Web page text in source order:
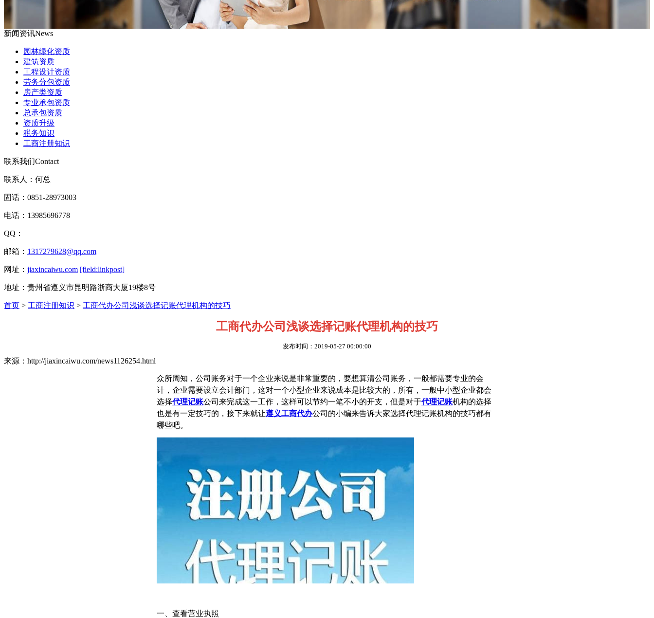
新闻资讯News
园林绿化资质
建筑资质
工程设计资质
劳务分包资质
房产类资质
专业承包资质
总承包资质
资质升级
税务知识
工商注册知识
联系我们Contact
联系人：何总
固话：0851-28973003
电话：13985696778
QQ：
邮箱： 1317279628@qq.com
网址： jiaxincaiwu.com [field:linkpost]
地址：贵州省遵义市昆明路浙商大厦19楼8号
首页 > 工商注册知识 > 工商代办公司浅谈选择记账代理机构的技巧
工商代办公司浅谈选择记账代理机构的技巧
发布时间：2019-05-27 00:00:00
来源：http://jiaxincaiwu.com/news1126254.html
众所周知，公司账务对于一个企业来说是非常重要的，要想算清公司账务，一般都需要专业的会
计，企业需要设立会计部门，这对一个小型企业来说成本是比较大的，所有，一般中小型企业都会
选择代理记账公司来完成这一工作，这样可以节约一笔不小的开支，但是对于代理记账机构的选择
也是有一定技巧的，接下来就让遵义工商代办公司的小编来告诉大家选择代理记账机构的技巧都有
哪些吧。
一、查看营业执照